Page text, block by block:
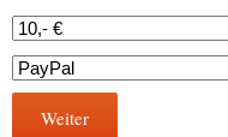
Weiter